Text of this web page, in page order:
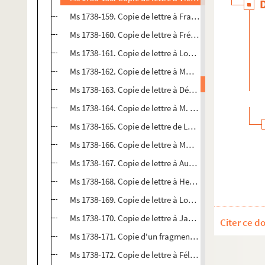
Ms 1738-159. Copie de lettre à François Vincent
Ms 1738-160. Copie de lettre à Frédéric Lepeytre à
Ms 1738-161. Copie de lettre à Louise Babeuf à Paris,
Ms 1738-162. Copie de lettre à Mme Camille Richard
Ms 1738-163. Copie de lettre à Désiré Dubois,
Ms 1738-164. Copie de lettre à M. Auguste Brizeux
Ms 1738-165. Copie de lettre de Louise Babeuf datée
Ms 1738-166. Copie de lettre à Mme Camille Richard
Ms 1738-167. Copie de lettre à Auguste Veyne datée
Ms 1738-168. Copie de lettre à Henri et Aimé Langlais
Ms 1738-169. Copie de lettre à Louise Babeuf datée du
Ms 1738-170. Copie de lettre à Jacques Langlais à
Ms 1738-171. Copie d'un fragment de lettre à Félix
Ms 1738-172. Copie de lettre à Félix Delhasse à
Citer ce